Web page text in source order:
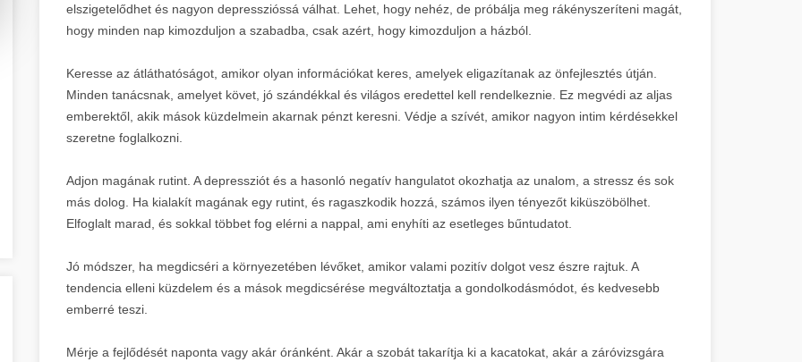
elszigetelődhet és nagyon depresszióssá válhat. Lehet, hogy nehéz, de próbálja meg rákényszeríteni magát,
hogy minden nap kimozduljon a szabadba, csak azért, hogy kimozduljon a házból.
Keresse az átláthatóságot, amikor olyan információkat keres, amelyek eligazítanak az önfejlesztés útján.
Minden tanácsnak, amelyet követ, jó szándékkal és világos eredettel kell rendelkeznie. Ez megvédi az aljas
emberektől, akik mások küzdelmein akarnak pénzt keresni. Védje a szívét, amikor nagyon intim kérdésekkel
szeretne foglalkozni.
Adjon magának rutint. A depressziót és a hasonló negatív hangulatot okozhatja az unalom, a stressz és sok
más dolog. Ha kialakít magának egy rutint, és ragaszkodik hozzá, számos ilyen tényezőt kiküszöbölhet.
Elfoglalt marad, és sokkal többet fog elérni a nappal, ami enyhíti az esetleges bűntudatot.
Jó módszer, ha megdicséri a környezetében lévőket, amikor valami pozitív dolgot vesz észre rajtuk. A
tendencia elleni küzdelem és a mások megdicsérése megváltoztatja a gondolkodásmódot, és kedvesebb
emberré teszi.
Mérje a fejlődését naponta vagy akár óránként. Akár a szobát takarítja ki a kacatokat, akár a záróvizsgára